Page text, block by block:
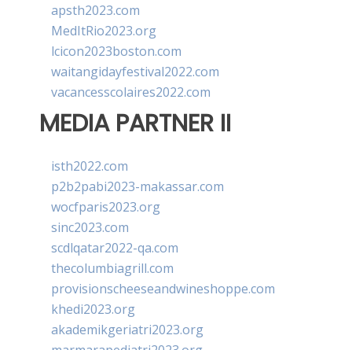
apsth2023.com
MedItRio2023.org
lcicon2023boston.com
waitangidayfestival2022.com
vacancesscolaires2022.com
MEDIA PARTNER II
isth2022.com
p2b2pabi2023-makassar.com
wocfparis2023.org
sinc2023.com
scdlqatar2022-qa.com
thecolumbiagrill.com
provisionscheeseandwineshoppe.com
khedi2023.org
akademikgeriatri2023.org